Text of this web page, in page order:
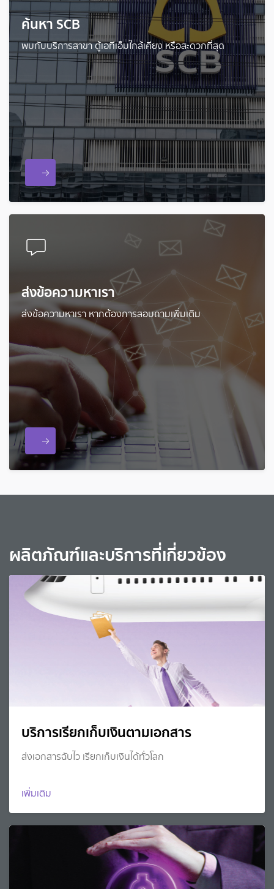
ค้นหา SCB
พบกับบริการสาขา ตู้เอทีเอ็มใกล้เคียง หรือสะดวกที่สุด
ส่งข้อความหาเรา
ส่งข้อความหาเรา หากต้องการสอบถามเพิ่มเติม
ผลิตภัณฑ์และบริการที่เกี่ยวข้อง
บริการเรียกเก็บเงินตามเอกสาร
ส่งเอกสารฉับไว เรียกเก็บเงินได้ทั่วโลก
เพิ่มเติม